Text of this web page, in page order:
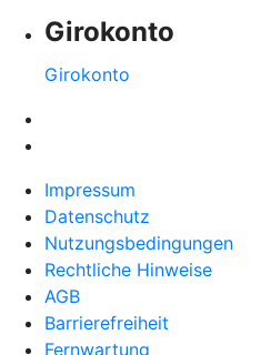
Girokonto
Girokonto
Impressum
Datenschutz
Nutzungsbedingungen
Rechtliche Hinweise
AGB
Barrierefreiheit
Fernwartung